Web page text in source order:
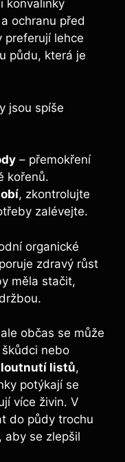
konvalinky
ochranu před
preferují lehce
půdu, která je
jsou spíše
– přemokření
kořenů.
, zkontrolujte
zalévejte.
organické
zdravý růst
měla stačit,
občas se může
nebo
listů,
potýkají se
více živin. V
do půdy trochu
aby se zlepšil